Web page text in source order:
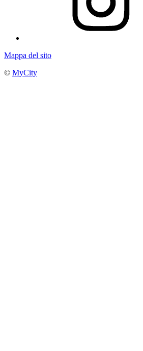
Mappa del sito
© MyCity